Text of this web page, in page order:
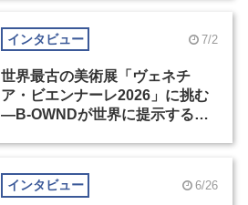
インタビュー 7/2
世界最古の美術展「ヴェネチ
ア・ビエンナーレ2026」に挑む
―B-OWNDが世界に提示する美
インタビュー 6/26